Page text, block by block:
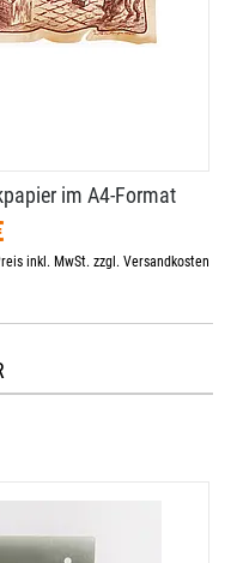
im A4-​Format
inkl. MwSt. zzgl. Versandkosten